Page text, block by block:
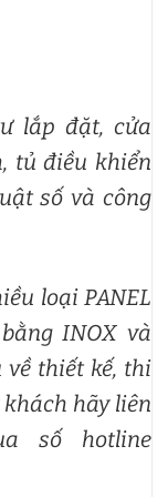
lắp đặt, cửa
tủ điều khiển
số và công
loại PANEL
INOX và
về thiết kế, thi
hãy liên
số hotline